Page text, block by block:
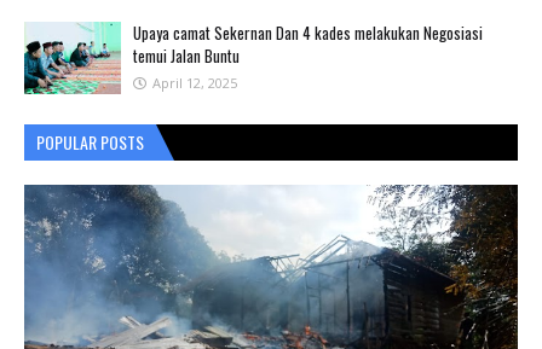
Upaya camat Sekernan Dan 4 kades melakukan Negosiasi
temui Jalan Buntu
April 12, 2025
POPULAR POSTS